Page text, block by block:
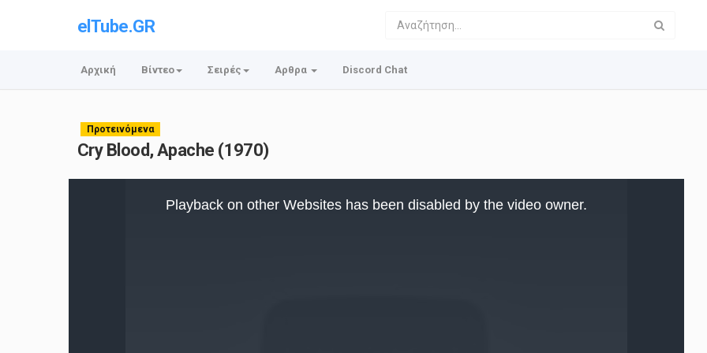
elTube.GR
Αρχική Βίντεο Σειρές Αρθρα Discord Chat
Προτεινόμενα
Cry Blood, Apache (1970)
Playback on other Websites has been disabled by the video owner.